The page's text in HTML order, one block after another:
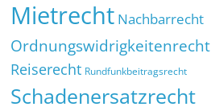
Mietrecht Nachbarrecht
Ordnungswidrigkeitenrecht
Reiserecht Rundfunkbeitragsrecht
Schadenersatzrecht